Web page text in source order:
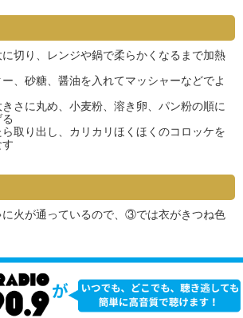
切り、レンジや鍋で柔らかくなるまで加熱
、砂糖、醤油を入れてマッシャーなどでよ
さに丸め、小麦粉、溶き卵、パン粉の順に
取り出し、カリカリほくほくのコロッケを
火が通っているので、③では衣がきつね色